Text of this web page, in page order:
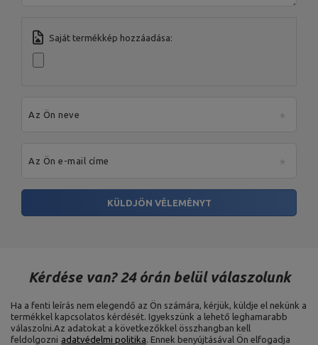
Saját termékkép hozzáadása:
Az Ön neve
Az Ön e-mail címe
KÜLDJÖN VÉLEMÉNYT
Kérdése van? 24 órán belül válaszolunk
Ha a fenti leírás nem elegendő az Ön számára, kérjük, küldje el nekünk a
termékkel kapcsolatos kérdését. Igyekszünk a lehető leghamarabb
válaszolni.Az adatokat a következőkkel összhangban kell
feldolgozni adatvédelmi politika. Ennek benyújtásával Ön elfogadja